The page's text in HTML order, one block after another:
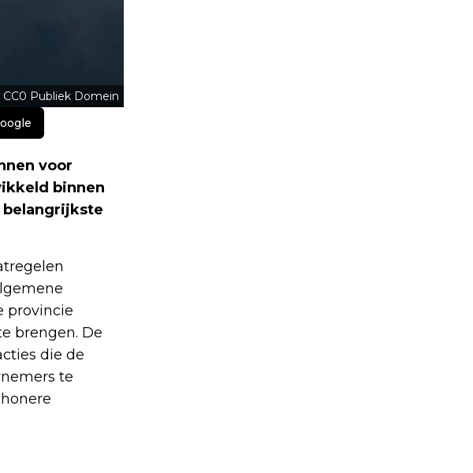
CC0 Publiek Domein
voor
binnen
belangrijkste
provincie
brengen. De
die de
te